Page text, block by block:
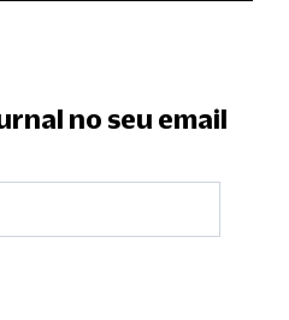
no seu email